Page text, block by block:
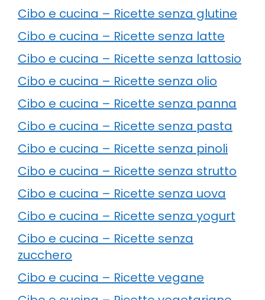
Cibo e cucina – Ricette senza glutine
Cibo e cucina – Ricette senza latte
Cibo e cucina – Ricette senza lattosio
Cibo e cucina – Ricette senza olio
Cibo e cucina – Ricette senza panna
Cibo e cucina – Ricette senza pasta
Cibo e cucina – Ricette senza pinoli
Cibo e cucina – Ricette senza strutto
Cibo e cucina – Ricette senza uova
Cibo e cucina – Ricette senza yogurt
Cibo e cucina – Ricette senza
zucchero
Cibo e cucina – Ricette vegane